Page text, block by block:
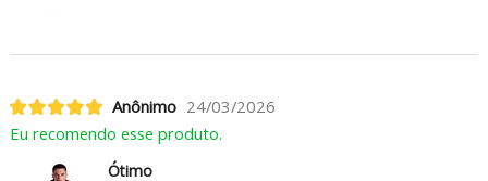
Anônimo 24/03/2026
Eu recomendo esse produto.
Ótimo